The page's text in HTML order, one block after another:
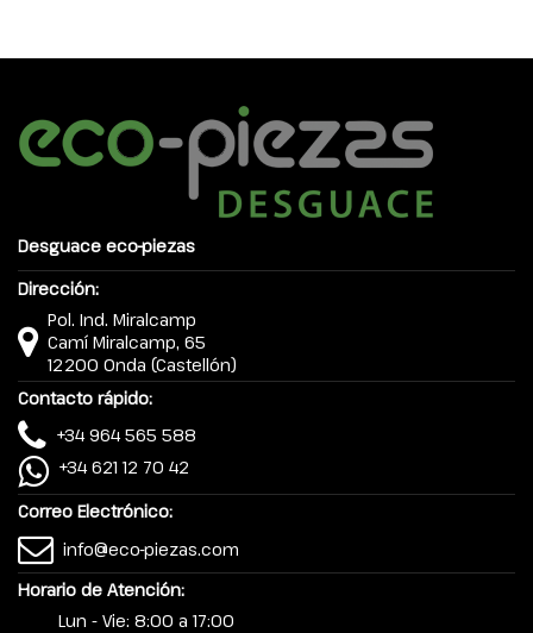
Desguace eco-piezas
Dirección:
Pol. Ind. Miralcamp
Camí Miralcamp, 65
12200 Onda (Castellón)
Contacto rápido:
+34 964 565 588
+34 621 12 70 42
Correo Electrónico:
info@eco-piezas.com
Horario de Atención:
Lun - Vie: 8:00 a 17:00